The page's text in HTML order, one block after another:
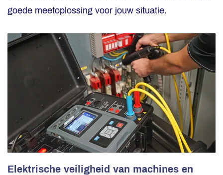
goede meetoplossing voor jouw situatie.
Elektrische veiligheid van machines en